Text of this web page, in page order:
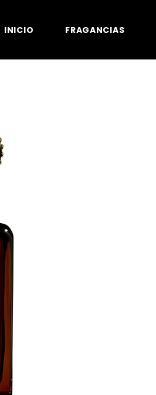
INICIO FRAGANCIAS